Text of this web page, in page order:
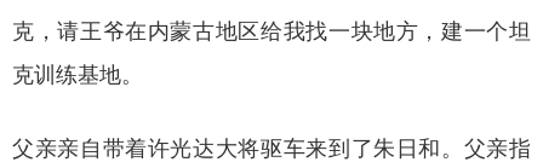
克，请王爷在内蒙古地区给我找一块地方，建一个坦
克训练基地。
父亲亲自带着许光达大将驱车来到了朱日和。父亲指